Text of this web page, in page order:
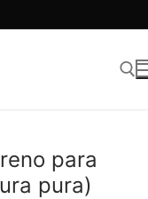
para
pura)